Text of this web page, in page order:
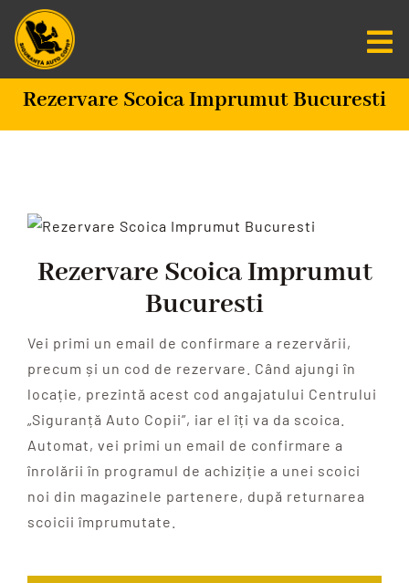
Salt
conținut
Centru De Informare
Misiunea Zero
Scaune Auto
Programare
CAUTARE...
Rezervare Scoica Imprumut Bucuresti
Rezervare Scoica Imprumut
Bucuresti
Vei primi un email de confirmare a rezervării,
precum și un cod de rezervare. Când ajungi în
locație, prezintă acest cod angajatului Centrului
„Siguranță Auto Copii”, iar el îți va da scoica.
Automat, vei primi un email de confirmare a
înrolării în programul de achiziție a unei scoici
noi din magazinele partenere, după returnarea
scoicii împrumutate.